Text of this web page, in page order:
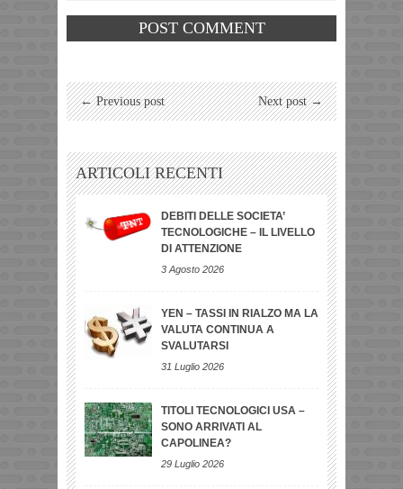
← Previous post Next post →
ARTICOLI RECENTI
DEBITI DELLE SOCIETA’
TECNOLOGICHE – IL LIVELLO
DI ATTENZIONE
3 Agosto 2026
YEN – TASSI IN RIALZO MA LA
VALUTA CONTINUA A
SVALUTARSI
31 Luglio 2026
TITOLI TECNOLOGICI USA –
SONO ARRIVATI AL
CAPOLINEA?
29 Luglio 2026